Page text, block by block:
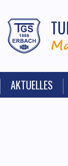
AKTUELLES